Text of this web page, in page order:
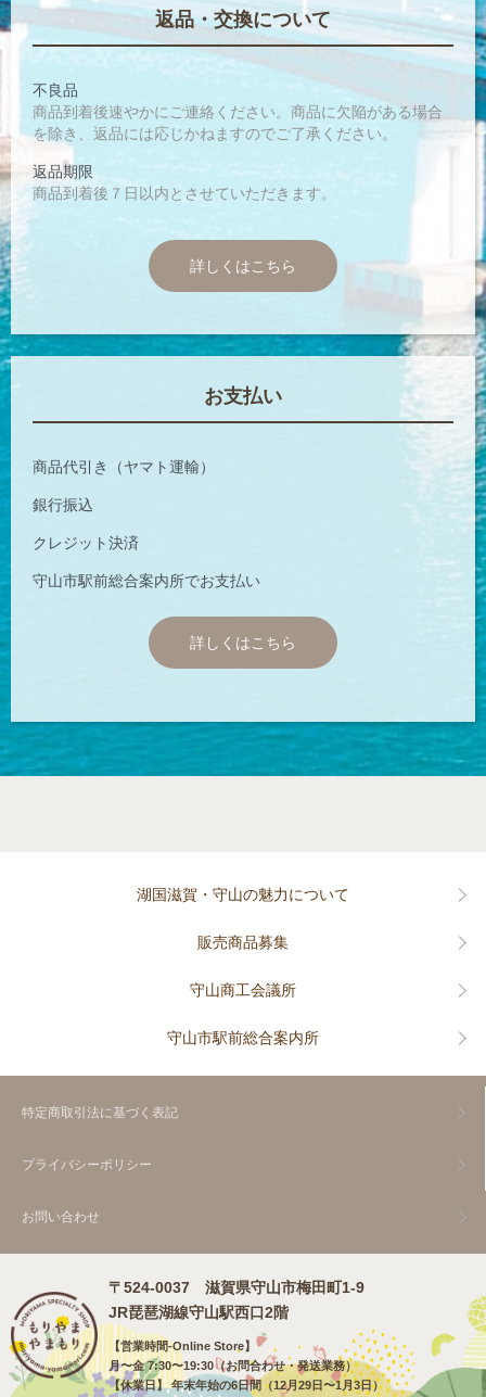
返品・交換について
不良品
商品到着後速やかにご連絡ください。商品に欠陥がある場合
を除き、返品には応じかねますのでご了承ください。
返品期限
商品到着後７日以内とさせていただきます。
詳しくはこちら
お支払い
商品代引き（ヤマト運輸）
銀行振込
クレジット決済
守山市駅前総合案内所でお支払い
詳しくはこちら
湖国滋賀・守山の魅力について
販売商品募集
守山商工会議所
守山市駅前総合案内所
特定商取引法に基づく表記
プライバシーポリシー
お問い合わせ
〒524-0037 滋賀県守山市梅田町1-9
JR琵琶湖線守山駅西口2階
【営業時間-Online Store】
月〜金 7:30〜19:30（お問合わせ・発送業務）
【休業日】 年末年始の6日間（12月29日〜1月3日）